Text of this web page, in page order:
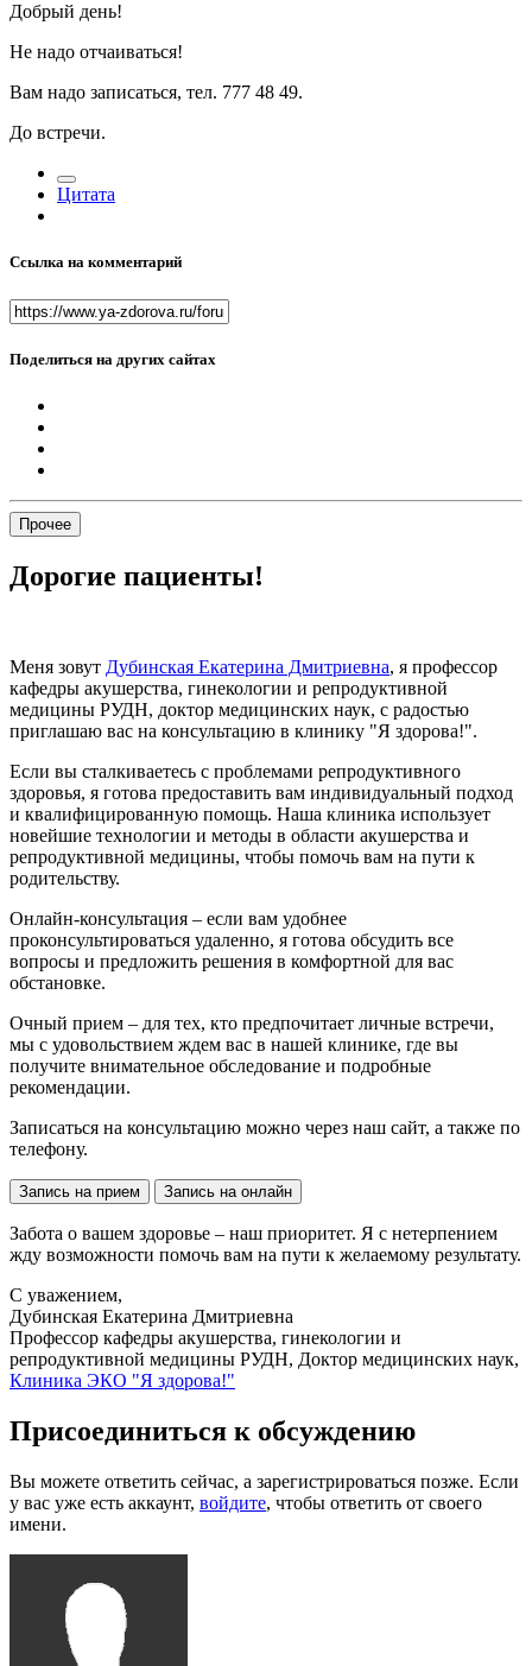
Добрый день!
Не надо отчаиваться!
Вам надо записаться, тел. 777 48 49.
До встречи.
Цитата
Ссылка на комментарий
Поделиться на других сайтах
Прочее
Дорогие пациенты!
Меня зовут Дубинская Екатерина Дмитриевна, я профессор
кафедры акушерства, гинекологии и репродуктивной
медицины РУДН, доктор медицинских наук, с радостью
приглашаю вас на консультацию в клинику "Я здорова!".
Если вы сталкиваетесь с проблемами репродуктивного
здоровья, я готова предоставить вам индивидуальный подход
и квалифицированную помощь. Наша клиника использует
новейшие технологии и методы в области акушерства и
репродуктивной медицины, чтобы помочь вам на пути к
родительству.
Онлайн-консультация – если вам удобнее
проконсультироваться удаленно, я готова обсудить все
вопросы и предложить решения в комфортной для вас
обстановке.
Очный прием – для тех, кто предпочитает личные встречи,
мы с удовольствием ждем вас в нашей клинике, где вы
получите внимательное обследование и подробные
рекомендации.
Записаться на консультацию можно через наш сайт, а также по
телефону.
Запись на прием Запись на онлайн
Забота о вашем здоровье – наш приоритет. Я с нетерпением
жду возможности помочь вам на пути к желаемому результату.
С уважением,
Дубинская Екатерина Дмитриевна
Профессор кафедры акушерства, гинекологии и
репродуктивной медицины РУДН, Доктор медицинских наук,
Клиника ЭКО "Я здорова!"
Присоединиться к обсуждению
Вы можете ответить сейчас, а зарегистрироваться позже. Если
у вас уже есть аккаунт, войдите, чтобы ответить от своего
имени.